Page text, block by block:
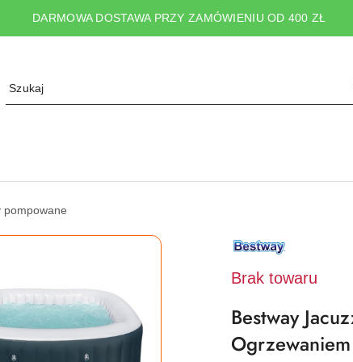
DARMOWA DOSTAWA PRZY ZAMÓWIENIU OD 400 ZŁ
pompowane
NAZWA
PRODUCENTA:
Brak towaru
Bestway